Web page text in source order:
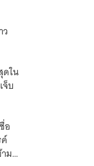
ใน
บ
อ
มา